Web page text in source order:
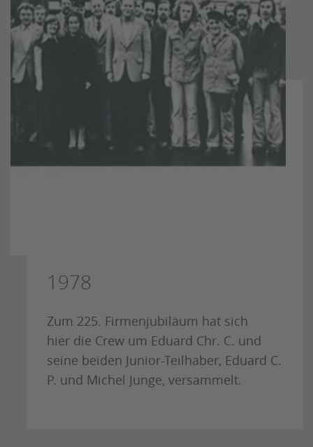
1978
Zum 225. Firmenjubiläum hat sich
hier die Crew um Eduard Chr. C. und
seine beiden Junior-Teilhaber, Eduard C.
P. und Michel Junge, versammelt.